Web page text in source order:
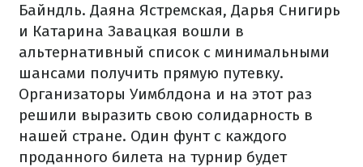
Байндль. Даяна Ястремская, Дарья Снигирь
и Катарина Завацкая вошли в
альтернативный список с минимальными
шансами получить прямую путевку.
Организаторы Уимблдона и на этот раз
решили выразить свою солидарность в
нашей стране. Один фунт с каждого
проданного билета на турнир будет